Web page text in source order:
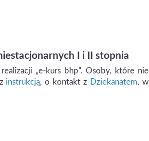
I i II stopnia
„e-kurs bhp”. Osoby, które nie
instrukcją, o kontakt z Dziekanatem, w